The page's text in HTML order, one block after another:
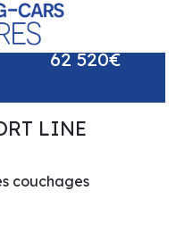
LINE
couchages
62 520€